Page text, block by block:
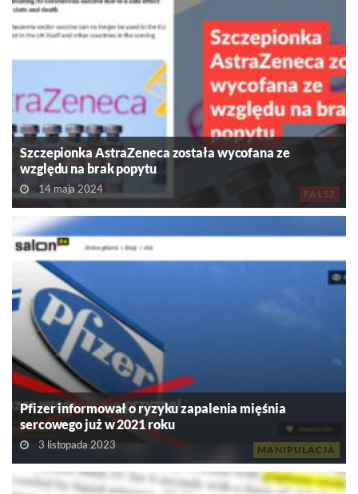
FAŁSZ
Szczepionka AstraZeneca została wycofana ze
względu na brak popytu
14 maja 2024
MANIPULACJA
Pfizer informował o ryzyku zapalenia mięśnia
sercowego już w 2021 roku
3 listopada 2023